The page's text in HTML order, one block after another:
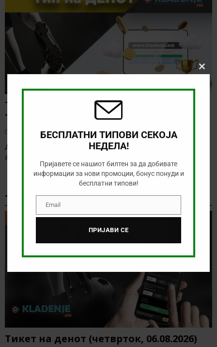
ТИП НА ДЕНОТ (06.08.2026, 17:00) ИНТЕР
ТУРКУ – ВАДУС
август 6, 2026
Денес има солидна понуда за обложување, а ние ќе го
анализираме дуелот од Конференциската лига
ТИКЕТ НА ДЕНОТ
ТИКЕТ НА ДЕНОТ
Тикет на денот (четврток, 06.08.2026)
Close
БЕСПЛАТНИ ТИПОВИ СЕКОЈА
НЕДЕЛА!
Пријавете се нашиот билтен за да добивате
информации за нови промоции, бонус понуди и
бесплатни типови!
EmailEmail
ПРИЈАВИ СЕ